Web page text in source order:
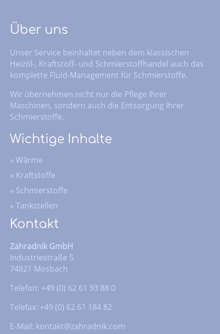
Über uns
Unser Service beinhaltet neben dem klassischen
Heizöl-, Kraftstoff- und Schmierstoffhandel auch das
komplette Fluid-Management für Schmierstoffe.
Wir übernehmen nicht nur die Pflege Ihrer
Maschinen, sondern auch die Entsorgung Ihrer
Schmierstoffe.
Wichtige Inhalte
» Wärme
» Kraftstoffe
» Schmierstoffe
» Tankstellen
Kontakt
Zahradnik GmbH
Industriestraße 5
74821 Mosbach
Telefon: +49 (0) 62 61 93 88 0
Telefax: +49 (0) 62 61 184 82
E-Mail: kontakt@zahradnik.com